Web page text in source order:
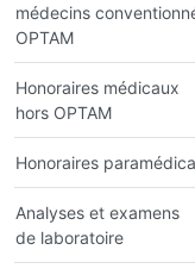
médecins
OPTAM
Honoraires médicaux
hors OPTAM
Honoraires
Analyses et examens
de laboratoire